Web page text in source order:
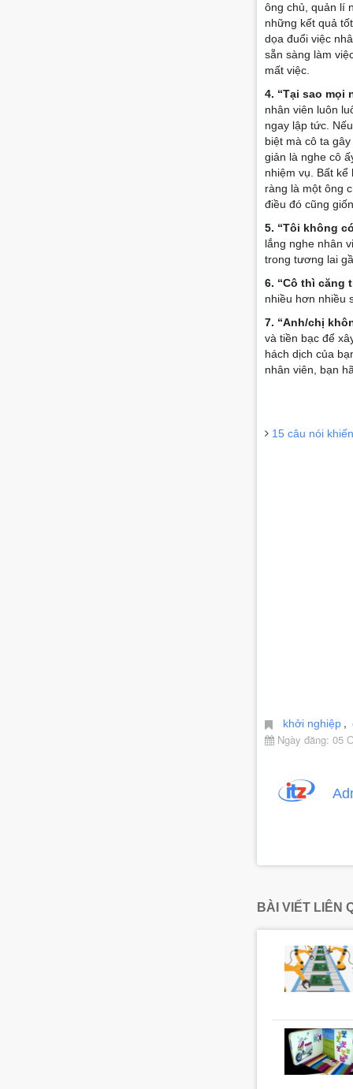
ông chủ, quản lí
những kết quả
dọa đuổi việc
sẵn sàng làm
mất việc.
4. “Tại sao
nhân viên luôn
ngay lập tức.
biệt mà cô ta
giản là nghe cô
nhiệm vụ. Bất
ràng là một ông
điều đó cũng
5. “Tôi không
lắng nghe nhân
trong tương lai
6. “Cô thì căng
nhiều hơn nhiều
7. “Anh/chị
và tiền bạc để
hách dịch của
nhân viên, bạn
15 câu nói
khởi nghiệp ,
Ngày đăng: 05
BÀI VIẾT LIÊN